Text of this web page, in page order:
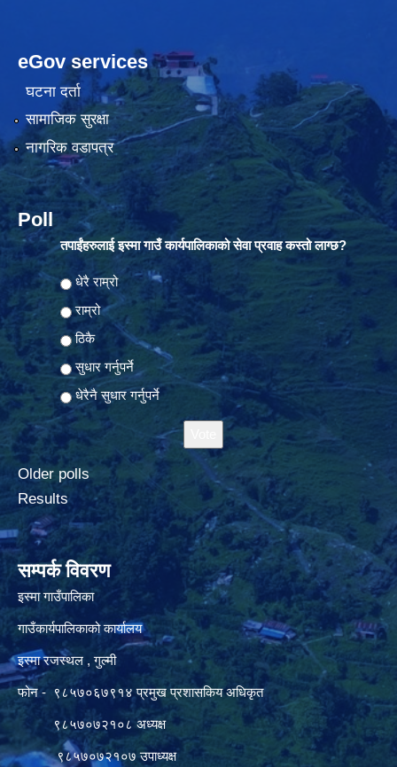
eGov services
घटना दर्ता
सामाजिक सुरक्षा
नागरिक वडापत्र
Poll
तपाईंहरुलाई इस्मा गाउँ कार्यपालिकाको सेवा प्रवाह कस्तो लाग्छ?
Choices
धेरै राम्रो
राम्रो
ठिकै
सुधार गर्नुपर्ने
धेरैनै सुधार गर्नुपर्ने
Older polls
Results
सम्पर्क विवरण
इस्मा गाउँपालिका
गाउँकार्यपालिकाको कार्यालय
इस्मा रजस्थल , गुल्मी
फोन - ९८५७०६७९१४ प्रमुख प्रशासकिय अधिकृत
९८५७०७२१०८ अध्यक्ष
९८५७०७२१०७ उपाध्यक्ष